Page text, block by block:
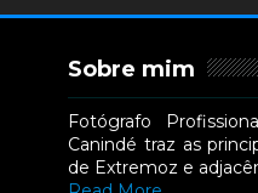
Sobre mim
Fotógrafo
Canindé traz as
de Extremoz e